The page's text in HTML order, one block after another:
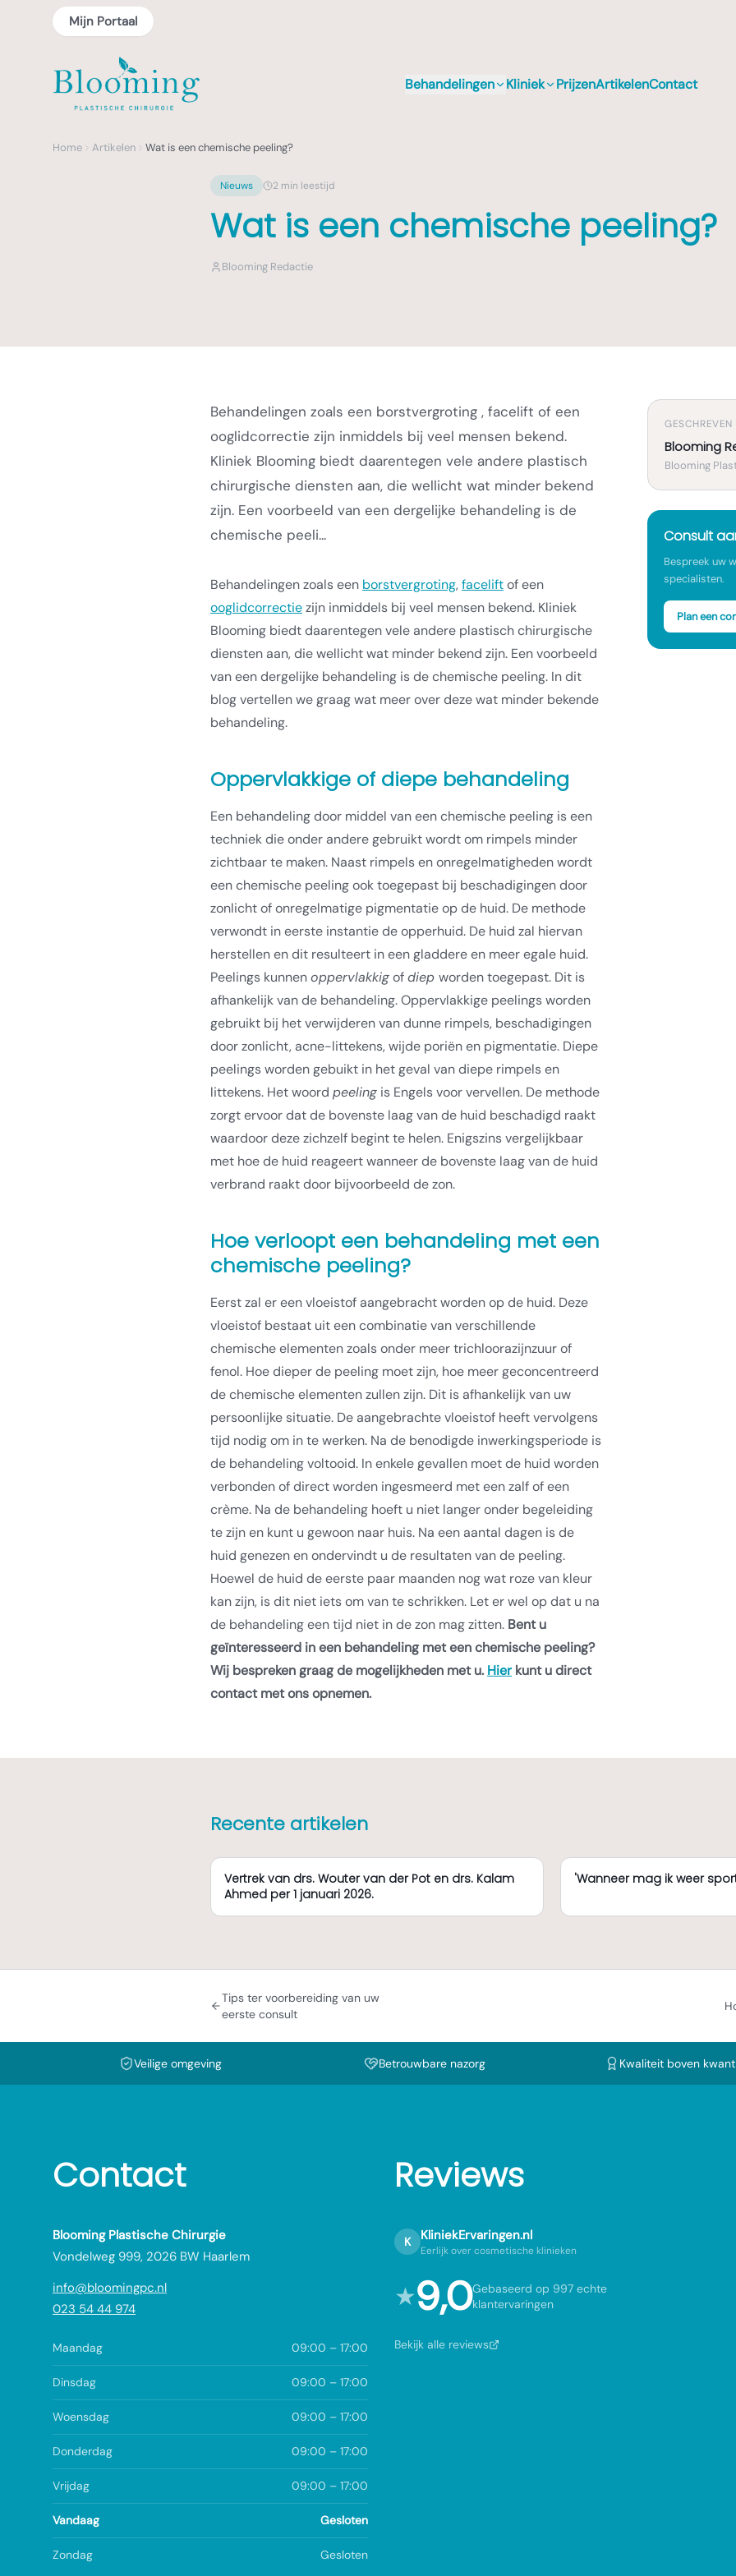
Mijn Portaal
Behandelingen Kliniek PrijzenArtikelenContact
Home Artikelen Wat is een chemische peeling?
Nieuws 2 min leestijd
Wat is een chemische peeling?
Blooming Redactie
Behandelingen zoals een borstvergroting , facelift of een
ooglidcorrectie zijn inmiddels bij veel mensen bekend.
Kliniek Blooming biedt daarentegen vele andere plastisch
chirurgische diensten aan, die wellicht wat minder bekend
zijn. Een voorbeeld van een dergelijke behandeling is de
chemische peeli...
Behandelingen zoals een borstvergroting,faceliftof een
ooglidcorrectiezijn inmiddels bij veel mensen bekend. Kliniek
Blooming biedt daarentegen vele andere plastisch chirurgische
diensten aan, die wellicht wat minder bekend zijn. Een voorbeeld
van een dergelijke behandeling is de chemische peeling. In dit
blog vertellen we graag wat meer over deze wat minder bekende
behandeling.
Oppervlakkige of diepe behandeling
Een behandeling door middel van een chemische peeling is een
techniek die onder andere gebruikt wordt om rimpels minder
zichtbaar te maken. Naast rimpels en onregelmatigheden wordt
een chemische peeling ook toegepast bij beschadigingen door
zonlicht of onregelmatige pigmentatie op de huid. De methode
verwondt in eerste instantie de opperhuid. De huid zal hiervan
herstellen en dit resulteert in een gladdere en meer egale huid.
Peelings kunnenoppervlakkigofdiep worden toegepast. Dit is
afhankelijk van de behandeling. Oppervlakkige peelings worden
gebruikt bij het verwijderen van dunne rimpels, beschadigingen
door zonlicht, acne-littekens, wijde poriën en pigmentatie. Diepe
peelings worden gebuikt in het geval van diepe rimpels en
littekens. Het woord peeling is Engels voor vervellen. De methode
zorgt ervoor dat de bovenste laag van de huid beschadigd raakt
waardoor deze zichzelf begint te helen. Enigszins vergelijkbaar
met hoe de huid reageert wanneer de bovenste laag van de huid
verbrand raakt door bijvoorbeeld de zon.
Hoe verloopt een behandeling met een
chemische peeling?
Eerst zal er een vloeistof aangebracht worden op de huid. Deze
vloeistof bestaat uit een combinatie van verschillende
chemische elementen zoals onder meer trichloorazijnzuur of
fenol. Hoe dieper de peeling moet zijn, hoe meer geconcentreerd
de chemische elementen zullen zijn. Dit is afhankelijk van uw
persoonlijke situatie. De aangebrachte vloeistof heeft vervolgens
tijd nodig om in te werken. Na de benodigde inwerkingsperiode is
de behandeling voltooid. In enkele gevallen moet de huid worden
verbonden of direct worden ingesmeerd met een zalf of een
crème. Na de behandeling hoeft u niet langer onder begeleiding
te zijn en kunt u gewoon naar huis. Na een aantal dagen is de
huid genezen en ondervindt u de resultaten van de peeling.
Hoewel de huid de eerste paar maanden nog wat roze van kleur
kan zijn, is dit niet iets om van te schrikken. Let er wel op dat u na
de behandeling een tijd niet in de zon mag zitten. Bent u
geïnteresseerd in een behandeling met een chemische peeling?
Wij bespreken graag de mogelijkheden met u. Hierkunt u direct
contactmet ons opnemen.
GESCHREVEN
Blooming
Blooming
Consult
Bespreek uw
specialisten.
Plan een
Recente artikelen
Vertrek van drs. Wouter van der Pot en drs. Kalam
Ahmed per 1 januari 2026.
'Wanneer mag ik weer
Tips ter voorbereiding van uw
eerste consult
Veilige omgeving Betrouwbare nazorg Kwaliteit boven
Contact
Blooming Plastische Chirurgie
Vondelweg 999, 2026 BW Haarlem
info@bloomingpc.nl
023 54 44 974
Maandag 09:00 – 17:00
Dinsdag 09:00 – 17:00
Woensdag 09:00 – 17:00
Donderdag 09:00 – 17:00
Vrijdag 09:00 – 17:00
Vandaag Gesloten
Zondag Gesloten
Reviews
K KliniekErvaringen.nl
Eerlijk over cosmetische klinieken
★9,0Gebaseerd op 997 echte
klantervaringen
Bekijk alle reviews